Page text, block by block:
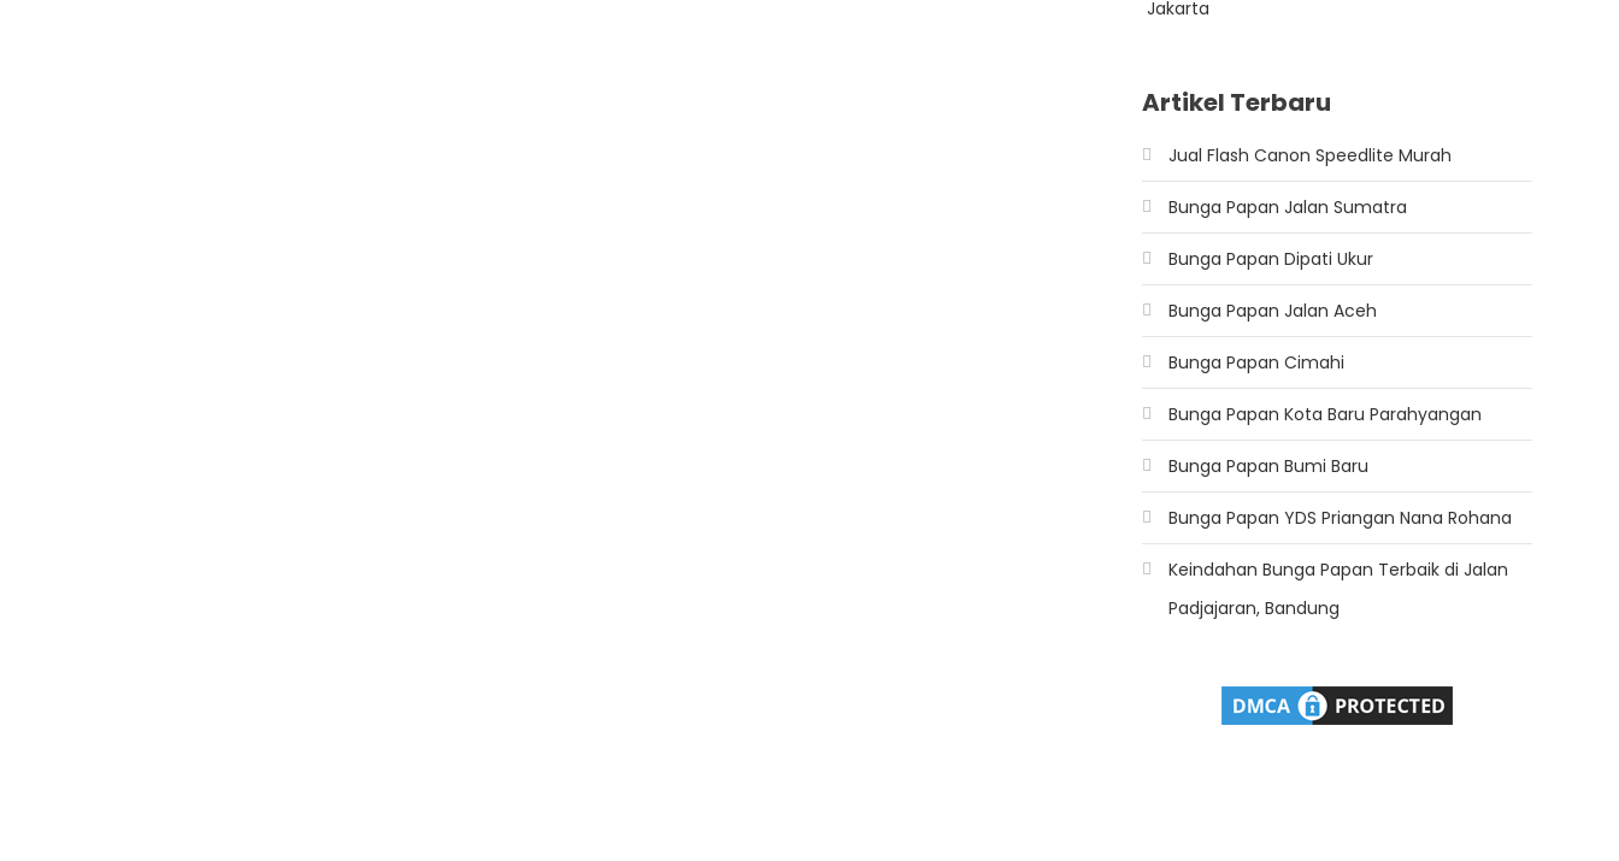
Artikel Terbaru
Jual Flash Canon Speedlite Murah
Bunga Papan Jalan Sumatra
Bunga Papan Dipati Ukur
Bunga Papan Jalan Aceh
Bunga Papan Cimahi
Bunga Papan Kota Baru Parahyangan
Bunga Papan Bumi Baru
Bunga Papan YDS Priangan Nana Rohana
Keindahan Bunga Papan Terbaik di Jalan
Padjajaran, Bandung